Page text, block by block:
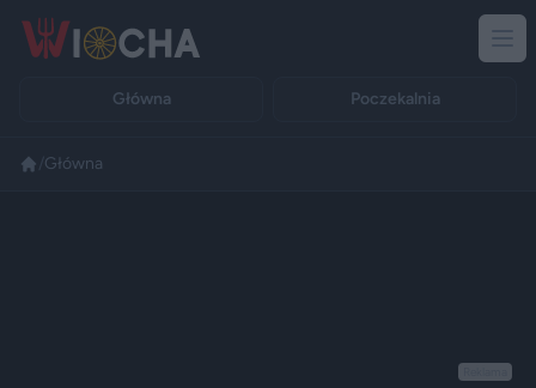
Główna Poczekalnia
Główna